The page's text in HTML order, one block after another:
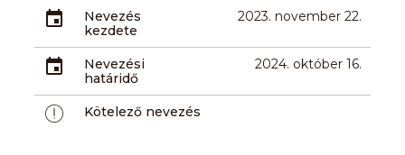
Nevezés
kezdete
2023. november 22.
Nevezési
határidő
2024. október 16.
Kötelező nevezés